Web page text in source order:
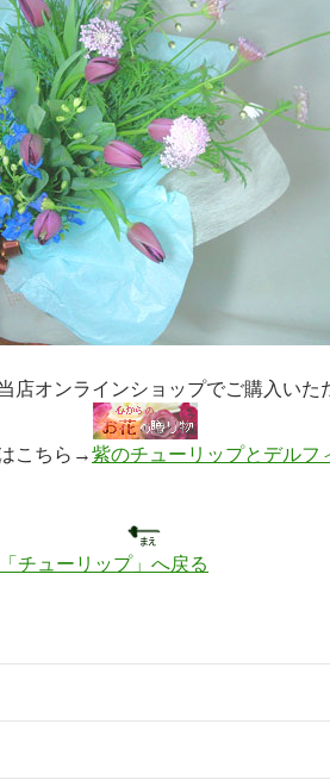
店オンラインショップでご購入いた
こちら→紫のチューリップとデルフ
チューリップ」へ戻る